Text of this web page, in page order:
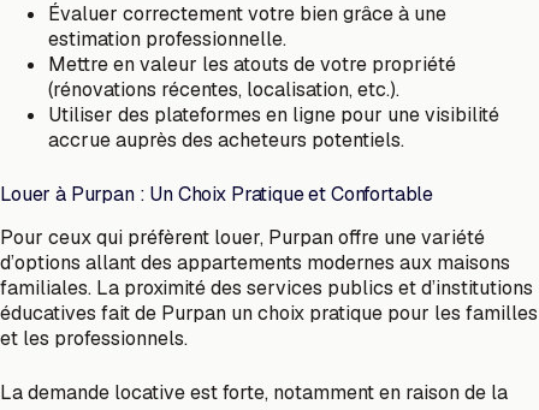
Évaluer correctement votre bien grâce à une
estimation professionnelle.
Mettre en valeur les atouts de votre propriété
(rénovations récentes, localisation, etc.).
Utiliser des plateformes en ligne pour une visibilité
accrue auprès des acheteurs potentiels.
Louer à Purpan : Un Choix Pratique et Confortable
Pour ceux qui préfèrent louer, Purpan offre une variété
d’options allant des appartements modernes aux maisons
familiales. La proximité des services publics et d’institutions
éducatives fait de Purpan un choix pratique pour les familles
et les professionnels.
La demande locative est forte, notamment en raison de la